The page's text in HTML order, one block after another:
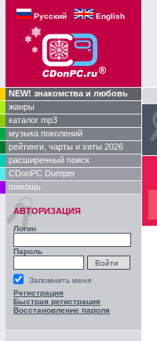
Русский English
NEW! знакомства и любовь
жанры
каталог mp3
музыка поколений
рейтинги, чарты и хиты 2026
расширенный поиск
CDonPC Dumper
помощь
АВТОРИЗАЦИЯ
Логин
Пароль
Запомнить меня
Регистрация
Быстрая регистрация
Восстановление пароля